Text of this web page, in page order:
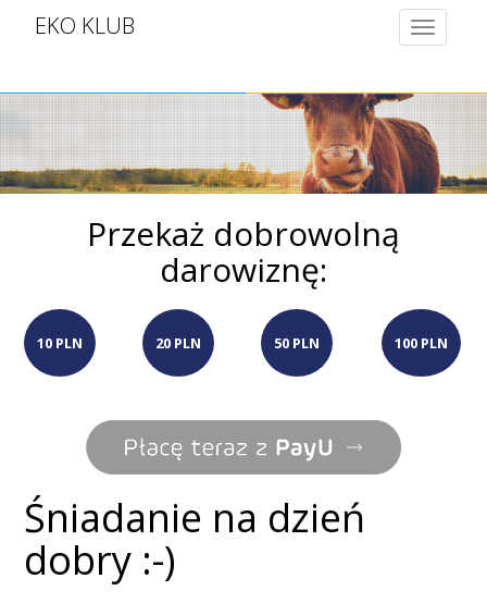
EKO KLUB
Toggle
Przekaż dobrowolną
darowiznę:
10 PLN 20 PLN 50 PLN 100 PLN
Śniadanie na dzień
dobry :-)